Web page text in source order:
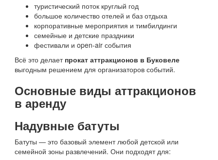
туристический поток круглый год
большое количество отелей и баз отдыха
корпоративные мероприятия и тимбилдинги
семейные и детские праздники
фестивали и open-air события
Всё это делает прокат аттракционов в Буковеле
выгодным решением для организаторов событий.
Основные виды аттракционов
в аренду
Надувные батуты
Батуты — это базовый элемент любой детской или
семейной зоны развлечений. Они подходят для: